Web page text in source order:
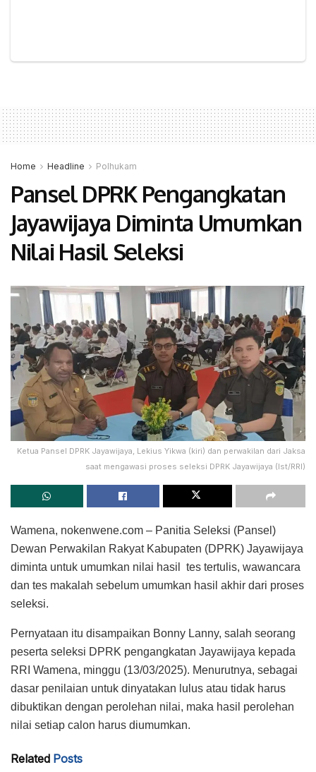
Home Headline Polhukam
Pansel DPRK Pengangkatan
Jayawijaya Diminta Umumkan
Nilai Hasil Seleksi
Ketua Pansel DPRK Jayawijaya, Lekius Yikwa (kiri) dan perwakilan dari Jaksa
saat mengawasi proses seleksi DPRK Jayawijaya (Ist/RRI)
Wamena, nokenwene.com – Panitia Seleksi (Pansel)
Dewan Perwakilan Rakyat Kabupaten (DPRK) Jayawijaya
diminta untuk umumkan nilai hasil tes tertulis, wawancara
dan tes makalah sebelum umumkan hasil akhir dari proses
seleksi.
Pernyataan itu disampaikan Bonny Lanny, salah seorang
peserta seleksi DPRK pengangkatan Jayawijaya kepada
RRI Wamena, minggu (13/03/2025). Menurutnya, sebagai
dasar penilaian untuk dinyatakan lulus atau tidak harus
dibuktikan dengan perolehan nilai, maka hasil perolehan
nilai setiap calon harus diumumkan.
Related Posts